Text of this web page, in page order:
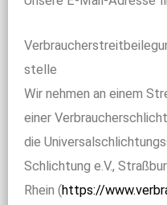
stelle
Wir nehmen an einem
einer
die
Schlichtung e.V.,
Rhein (https://